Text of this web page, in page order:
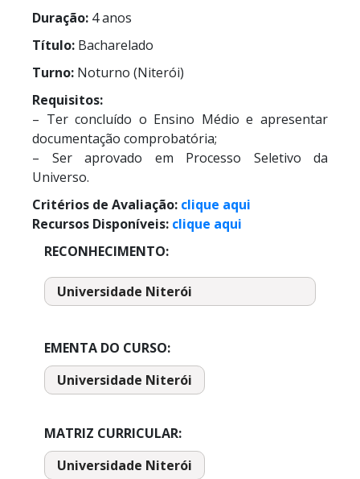
Duração: 4 anos
Título: Bacharelado
Turno: Noturno (Niterói)
Requisitos:
– Ter concluído o Ensino Médio e apresentar
documentação comprobatória;
– Ser aprovado em Processo Seletivo da
Universo.
Critérios de Avaliação: clique aqui
Recursos Disponíveis: clique aqui
RECONHECIMENTO:
Universidade Niterói
EMENTA DO CURSO:
Universidade Niterói
MATRIZ CURRICULAR:
Universidade Niterói